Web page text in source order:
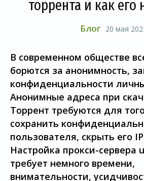
торрента и как его
Блог 20 мая
В современном обществе
борются за анонимность,
конфиденциальности
Анонимные адреса при
Торрент требуются для
сохранить
пользователя, скрыть его
Настройка прокси-сервера
требует немного времени,
внимательности,